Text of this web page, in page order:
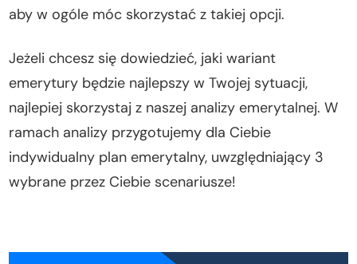
aby w ogóle móc skorzystać z takiej opcji.
Jeżeli chcesz się dowiedzieć, jaki wariant
emerytury będzie najlepszy w Twojej sytuacji,
najlepiej skorzystaj z naszej analizy emerytalnej. W
ramach analizy przygotujemy dla Ciebie
indywidualny plan emerytalny, uwzględniający 3
wybrane przez Ciebie scenariusze!